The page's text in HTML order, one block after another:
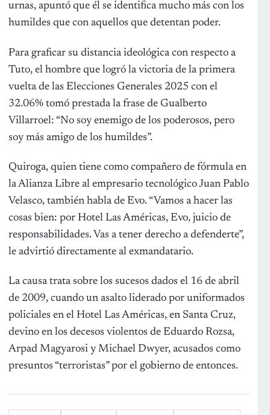
urnas, apuntó que él se identifica mucho más con los
humildes que con aquellos que detentan poder.
Para graficar su distancia ideológica con respecto a
Tuto, el hombre que logró la victoria de la primera
vuelta de las Elecciones Generales 2025 con el
32.06% tomó prestada la frase de Gualberto
Villarroel: “No soy enemigo de los poderosos, pero
soy más amigo de los humildes”.
Quiroga, quien tiene como compañero de fórmula en
la Alianza Libre al empresario tecnológico Juan Pablo
Velasco, también habla de Evo. “Vamos a hacer las
cosas bien: por Hotel Las Américas, Evo, juicio de
responsabilidades. Vas a tener derecho a defenderte”,
le advirtió directamente al exmandatario.
La causa trata sobre los sucesos dados el 16 de abril
de 2009, cuando un asalto liderado por uniformados
policiales en el Hotel Las Américas, en Santa Cruz,
devino en los decesos violentos de Eduardo Rozsa,
Arpad Magyarosi y Michael Dwyer, acusados como
presuntos “terroristas” por el gobierno de entonces.